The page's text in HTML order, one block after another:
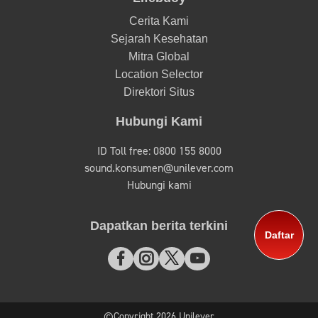
Daftar
Produk
Bar soap
Hand wash
Hair mist
Shampoo
Artikel
Kesehatan & Gaya Hidup
Infeksi & Pencegahannya
Lifebuoy
Cerita Kami
Sejarah Kesehatan
Location Selector